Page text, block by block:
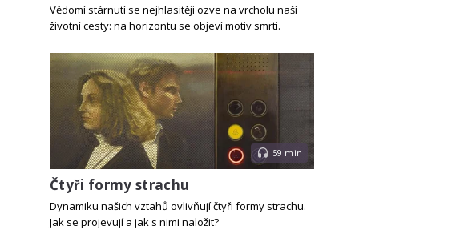
Vědomí stárnutí se nejhlasitěji ozve na vrcholu naší
životní cesty: na horizontu se objeví motiv smrti.
59 min
Čtyři formy strachu
Dynamiku našich vztahů ovlivňují čtyři formy strachu.
Jak se projevují a jak s nimi naložit?